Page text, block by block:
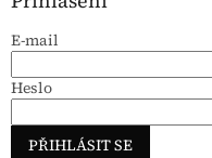
E-mail
Heslo
PŘIHLÁSIT SE